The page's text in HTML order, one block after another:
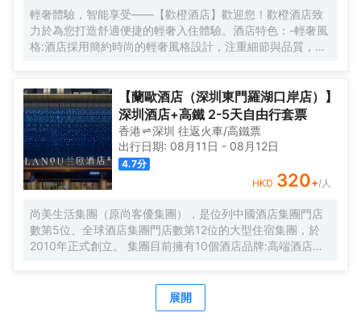
輕奢體驗，智能享受——【歡橙酒店】歡迎您！歡橙酒店致
力於為您打造舒適便捷的輕奢入住體驗。酒店特色：-輕奢風
格:酒店採用簡約時尚的輕奢風格設計，注重細節與品質，為
技帶來的便捷。-舒適享受:24小時熱水即開即熱，無需等
待，為您洗去一身疲憊。-影音娛樂:部分房間配備高清投影
儀，打造私人影院，享受震撼視聽盛宴。-貼心服務:酒店設有
洗衣房，並提供烘乾服務，解決您的洗衣煩惱，讓旅途更加
輕鬆自在。歡橙酒店是您商務出行、休閒度假的理想之選。
期待您的光臨！温馨提示，圖片僅供參考，無法涵蓋所有房
型，詳細的實物照片請諮詢酒店。
【蘭歐酒店（深圳東門羅湖口岸店）】
深圳酒店+高鐵 2-5天自由行套票
香港 深圳 往返火車/高鐵票
出行日期: 08月11日 - 08月12日
4.7分
HKD 320+/人
尚美生活集團（原尚客優集團），是位列中國酒店集團門店
數第5位、全球酒店集團門店數第12位的大型住宿集團，於
2010年正式創立。 集團目前擁有10個酒店品牌:高端酒店品
牌花美時、公寓品牌LIPPO公社。尚美生活旗下酒店超過
3500家（含在營店和籌建店），現已覆蓋全國31個省293座
展開